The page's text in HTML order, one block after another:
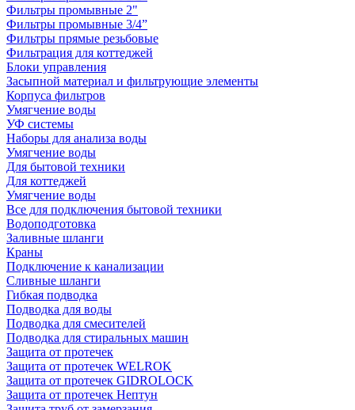
Фильтры промывные 2"
Фильтры промывные 3/4”
Фильтры прямые резьбовые
Фильтрация для коттеджей
Блоки управления
Засыпной материал и фильтрующие элементы
Корпуса фильтров
Умягчение воды
УФ системы
Наборы для анализа воды
Умягчение воды
Для бытовой техники
Для коттеджей
Умягчение воды
Все для подключения бытовой техники
Водоподготовка
Заливные шланги
Краны
Подключение к канализации
Сливные шланги
Гибкая подводка
Подводка для воды
Подводка для смесителей
Подводка для стиральных машин
Защита от протечек
Защита от протечек WELROK
Защита от протечек GIDROLOCK
Защита от протечек Нептун